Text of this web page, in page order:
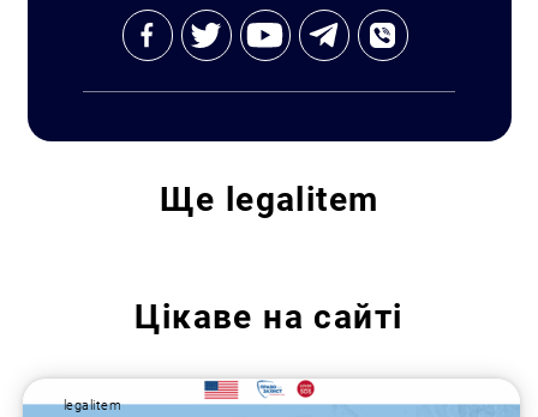
Пошук за запитом:
Ще legalitem
Цікаве на сайті
legalitem